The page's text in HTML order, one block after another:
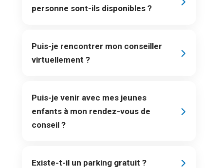
personne sont-ils disponibles ?
Puis-je rencontrer mon conseiller
virtuellement ?
Puis-je venir avec mes jeunes
enfants à mon rendez-vous de
conseil ?
Existe-t-il un parking gratuit ?